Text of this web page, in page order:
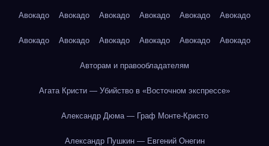
Авокадо Авокадо Авокадо Авокадо Авокадо Авокадо
Авокадо Авокадо Авокадо Авокадо Авокадо Авокадо
Авторам и правообладателям
Агата Кристи — Убийство в «Восточном экспрессе»
Александр Дюма — Граф Монте-Кристо
Александр Пушкин — Евгений Онегин